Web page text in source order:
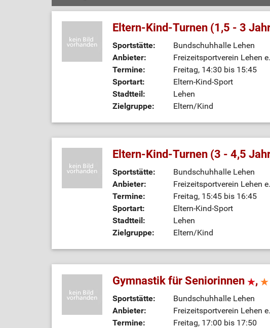
Eltern-Kind-Turnen (1,5 - 3
Sportstätte:
Bundschuhhalle Lehen
Anbieter:
Freizeitsportverein Lehen
Termine:
Freitag, 14:30 bis 15:45
Sportart:
Eltern-Kind-Sport
Stadtteil:
Lehen
Zielgruppe:
Eltern/Kind
Eltern-Kind-Turnen (3 - 4,5
Sportstätte:
Bundschuhhalle Lehen
Anbieter:
Freizeitsportverein Lehen
Termine:
Freitag, 15:45 bis 16:45
Sportart:
Eltern-Kind-Sport
Stadtteil:
Lehen
Zielgruppe:
Eltern/Kind
Gymnastik für Seniorinnen ,
Sportstätte:
Bundschuhhalle Lehen
Anbieter:
Freizeitsportverein Lehen
Termine:
Freitag, 17:00 bis 17:50